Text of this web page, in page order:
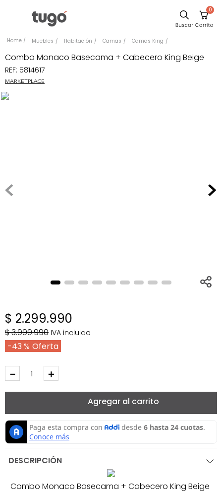
0
Muebles Habitación Camas Camas King
Combo Monaco Basecama + Cabecero King Beige
REF: 5814617
MARKETPLACE
$ 2.299.990
$3.999.990 IVA incluido
43 %
＋
－
Agregar al carrito
DESCRIPCIÓN
Combo Monaco Basecama + Cabecero King Beige
Comedor
Escritorio
Sillas